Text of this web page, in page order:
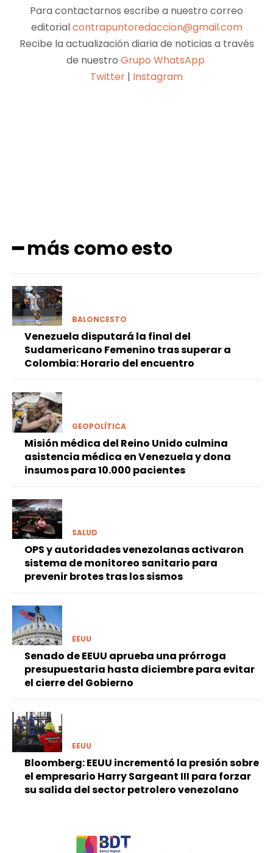
Para contactarnos escribe a nuestro correo
editorialcontrapuntoredaccion@gmail.com
Recibe la actualización diaria de noticias a través
de nuestro Grupo WhatsApp
Twitter | Instagram
━ más como esto
BALONCESTO
Venezuela disputará la final del
Sudamericano Femenino tras superar a
Colombia: Horario del encuentro
GEOPOLÍTICA
Misión médica del Reino Unido culmina
asistencia médica en Venezuela y dona
insumos para 10.000 pacientes
SALUD
OPS y autoridades venezolanas activaron
sistema de monitoreo sanitario para
prevenir brotes tras los sismos
EEUU
Senado de EEUU aprueba una prórroga
presupuestaria hasta diciembre para evitar
el cierre del Gobierno
EEUU
Bloomberg: EEUU incrementó la presión sobre
el empresario Harry Sargeant III para forzar
su salida del sector petrolero venezolano